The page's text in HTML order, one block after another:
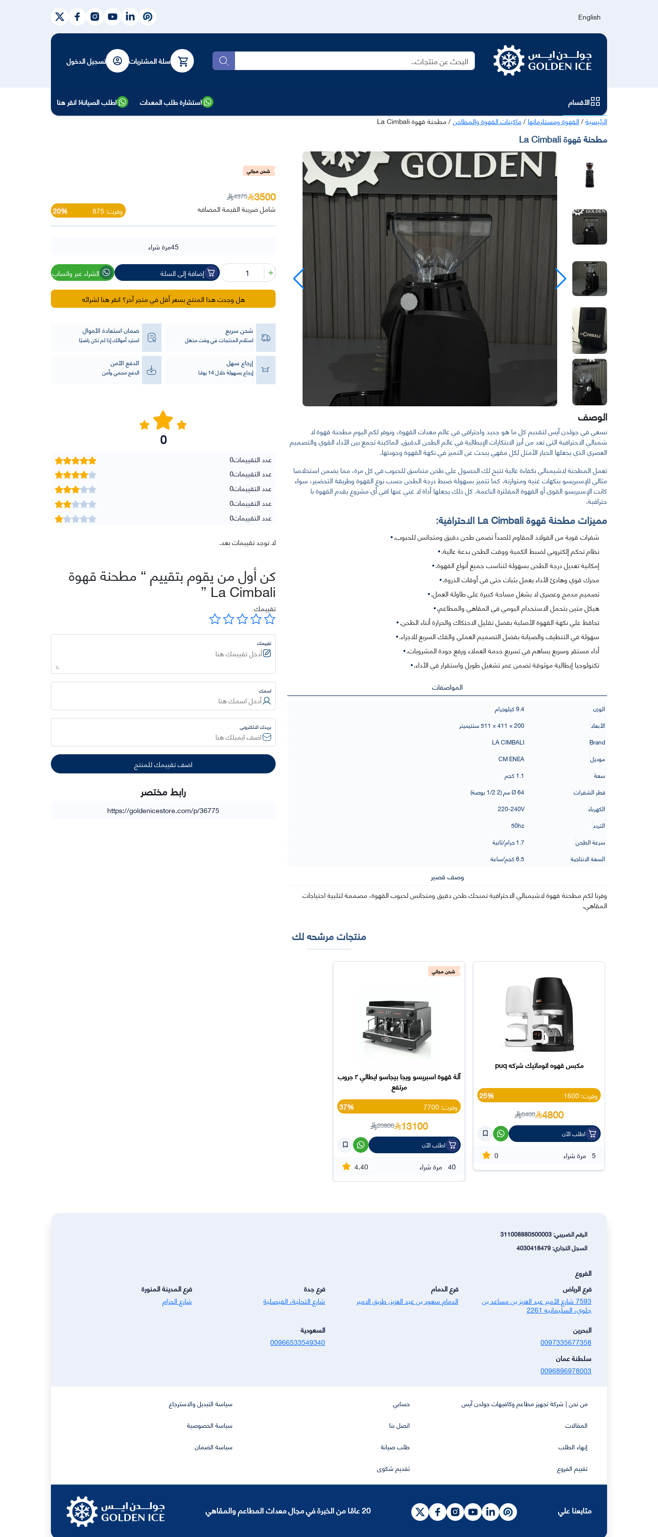
English
بحث
سلة المشتريات تسجيل الدخول
الأقسام استشارة طلب المعدات
اطلب الصيانة! انقر هنا
الرئيسية/القهوة ومستلزماتها/ماكينات القهوة والمطاحن/ مطحنة قهوة La Cimbali
مطحنة قهوة La Cimbali
شحن مجاني
3500
4375
شامل ضريبة القيمة المضافه وفرت: 875 20%
45مرة شراء
كمية
مطحنة
قهوة
Cimbali
إضافة إلى السلة الشراء عبر واتساب
هل وجدت هذا المنتج بسعر أقل في متجر آخر؟ انقر هنا لشرائه
شحن سريع
استلام المنتجات في وقت مذهل
ضمان استعادة الأموال
استرد أموالك إذا لم تكن راضيًا
إرجاع سهل
إرجاع بسهولة خلال 14 يومًا
الدفع الآمن
الدفع محمي وآمن
الوصف
نسعي في جولدن آيس لتقديم كل ما هو جديد واحترافي في عالم معدات القهوة، ونوفر لكم اليوم مطحنة قهوة لا
شمبالي الاحترافية التي تعد من أبرز الابتكارات الإيطالية في عالم الطحن الدقيق. الماكينة تجمع بين الأداء القوي والتصميم
العصري الذي يجعلها الخيار الأمثل لكل مقهي يبحث عن التميز في نكهة القهوة وجودتها.
تعمل المطحنة لاشيمبالي بكفاءة عالية تتيح لك الحصول علي طحن متناسق للحبوب في كل مرة، مما يضمن استخلاصا
مثالي للإسبريسو بنكهات غنية ومتوازنة. كما تتميز بسهولة ضبط درجة الطحن حسب نوع القهوة وطريقة التحضير، سواء
كانت الإسبريسو القوي أو القهوة المفلترة الناعمة. كل ذلك يجعلها أداة لا غني عنها افي أي مشروع يقدم القهوة با
حترافية.
مميزات مطحنة قهوة La Cimbali الاحترافية:
شفرات قوية من الفولاذ المقاوم للصدأ تضمن طحن دقيق ومتجانس للحبوب.
نظام تحكم إلكتروني لضبط الكمية ووقت الطحن بدعة عالية.
إمكانية تعديل درجة الطحن بسهولة لتناسب جميع أنواع القهوة.
محرك قوي وهادئ الأداء يعمل بثبات حتي في أوقات الذروة.
تصميم مدمج وعصري لا يشغل مساحة كبيرة علي طاولة العمل.
هيكل متين يتحمل الاستخدام اليومي في المقاهي والمطاعم.
تحاقظ علي نكهة القهوة الأصلية بفضل تقليل الاحتكاك والحرارة أثناء الطحن.
سهولة في التنظيف والصيانة بفضل التصميم العملي والفك السريع للاجزاء.
أداء مستقر وسريع يساهم في تسريع خدمة العملاء ورفع جودة المشروبات.
تكنولوجيا إيطالية موثوقة تضمن عمر تشغيل طويل واستقرار في الأداء.
المواصفات
الوزن
9.4 كيلوجرام
الأبعاد
200 × 411 × 511 سنتيميتر
Brand
LA CIMBALI
موديل
CM ENEA
سعة
1.1 كجم
قطر الشفرات
Ø 64 مم (2 1/2 بوصة)
الكهرباء
220-240V
التردد
50hz
سرعة الطحن
1.7 جرام/ثانية
السعة الانتاجية
6.5 كجم/ساعة
وصف قصير
وفرنا لكم مطحنة قهوة لاشيمبالي الاحترافية تمنحك طحن دقيق ومتجانس لحبوب القهوة، مصممة لتلبية احتياجات
المقاهي.
0
عدد التقييمات0
عدد التقييمات0
عدد التقييمات0
عدد التقييمات0
عدد التقييمات0
لا توجد تقييمات بعد.
كن أول من يقوم بتقييم “ مطحنة قهوة
La Cimbali ”
تقييمك
تقييمك
اسمك
بريدك الالكتروني
رابط مختصر
https://goldenicestore.com/p/36775
منتجات مرشحه لك
مكبس قهوه اتوماتيك شركه puq
وفرت: 1600 25%
4800
6400
اطلب الآن
5 مرة شراء 0
شحن مجاني
آلة قهوة اسبريسو ويجا بيجاسو ايطالي ٢ جروب
مرتفع
وفرت: 7700
37%
13100
20800
اطلب الآن
40 مرة شراء 4.40
الرقم الضريبي: 311008880500003
السجل التجاري: 4030418479
الفروع
فرع الرياض
7593 شارع الأمير عبد العزيز بن مساعد بن
جلوي، السليمانيه 2261
فرع الدمام
الدمام سعود بن عبد العزيز, طريق الامير
فرع جدة
شارع التحلية، الفيصلية
فرع المدينة المنورة
شارع الحزام
البحرين
0097335677358
السعودية
00966533549340
سلطنة عمان
0096896978003
من نحن | شركة تجهيز مطاعم وكافيهات جولدن آيس
المقالات
إنهاء الطلب
تقييم الفروع
حسابي
اتصل بنا
طلب صيانة
تقديم شكوى
سياسة التبديل والاسترجاع
سياسة الخصوصية
سياسة الضمان
متابعنا علي 20 عامًا من الخبرة في مجال معدات المطاعم والمقاهي